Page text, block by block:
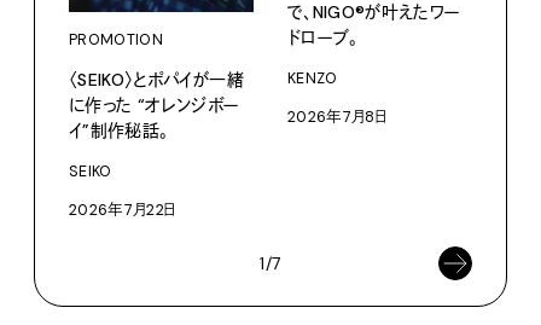
PROMOTION
〈SEIKO〉とポパイが一緒
に作った “オレンジボー
イ”制作秘話。
SEIKO
2026年7月22日
で、NIGO®が叶えたワー
ドローブ。
KENZO
2026年7月8日
1/7